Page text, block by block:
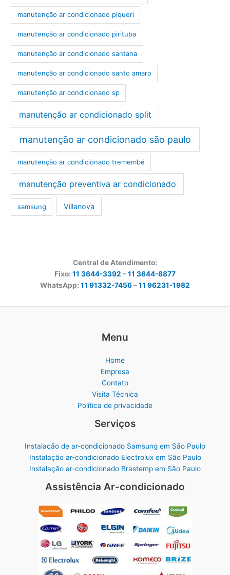
manutenção ar condicionado piqueri
manutenção ar condicionado pirituba
manutenção ar condicionado santana
manutenção ar condicionado santo amaro
manutenção ar condicionado sp
manutenção ar condicionado split
manutenção ar condicionado são paulo
manutenção ar condicionado tremembé
manutenção preventiva ar condicionado
samsung Villanova
Central de Atendimento:
Fixo: 11 3644-3392 –11 3644-8877
WhatsApp: 11 91332-7456–11 96231-1982
Menu
Home
Empresa
Contato
Visita Técnica
Política de privacidade
Serviços
Instalação de ar-condicionado Samsung em São Paulo
Instalação ar-condicionado Electrolux em São Paulo
Instalação ar-condicionado Brastemp em São Paulo
Assistência Ar-condicionado